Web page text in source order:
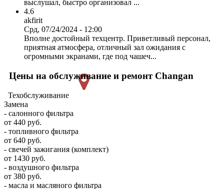
выслушал, быстро организовал ...
4.6
akfirit
Срд, 07/24/2024 - 12:00
Вполне достойный техцентр. Приветливый персонал,
приятная атмосфера, отличный зал ожидания с
огромными экранами, где под чашеч...
Цены на обслуживание и ремонт Changan
Техобслуживание
Замена
- салонного фильтра
от 440 руб.
- топливного фильтра
от 640 руб.
- свечей зажигания (комплект)
от 1430 руб.
- воздушного фильтра
от 380 руб.
- масла и масляного фильтра